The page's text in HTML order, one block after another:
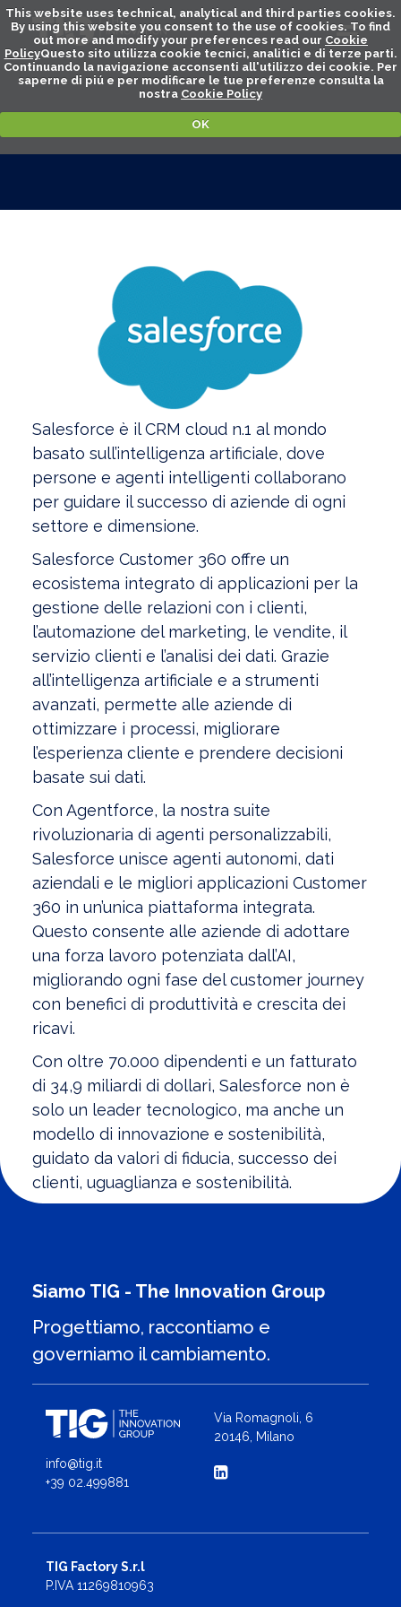
This website uses technical, analytical and third parties cookies.
By using this website you consent to the use of cookies. To find
out more and modify your preferences read our Cookie
PolicyQuesto sito utilizza cookie tecnici, analitici e di terze parti.
Continuando la navigazione acconsenti all'utilizzo dei cookie. Per
saperne di piú e per modificare le tue preferenze consulta la
nostra Cookie Policy
OK
Salesforce è il CRM cloud n.1 al mondo
basato sull’intelligenza artificiale, dove
persone e agenti intelligenti collaborano
per guidare il successo di aziende di ogni
settore e dimensione.
Salesforce Customer 360 offre un
ecosistema integrato di applicazioni per la
gestione delle relazioni con i clienti,
l’automazione del marketing, le vendite, il
servizio clienti e l’analisi dei dati. Grazie
all’intelligenza artificiale e a strumenti
avanzati, permette alle aziende di
ottimizzare i processi, migliorare
l’esperienza cliente e prendere decisioni
basate sui dati.
Con Agentforce, la nostra suite
rivoluzionaria di agenti personalizzabili,
Salesforce unisce agenti autonomi, dati
aziendali e le migliori applicazioni Customer
360 in un’unica piattaforma integrata.
Questo consente alle aziende di adottare
una forza lavoro potenziata dall’AI,
migliorando ogni fase del customer journey
con benefici di produttività e crescita dei
ricavi.
Con oltre 70.000 dipendenti e un fatturato
di 34,9 miliardi di dollari, Salesforce non è
solo un leader tecnologico, ma anche un
modello di innovazione e sostenibilità,
guidato da valori di fiducia, successo dei
clienti, uguaglianza e sostenibilità.
Siamo TIG - The Innovation Group
Progettiamo, raccontiamo e
governiamo il cambiamento.
info@tig.it
+39 02.499881
Via Romagnoli, 6
20146, Milano
TIG Factory S.r.l
P.IVA 11269810963